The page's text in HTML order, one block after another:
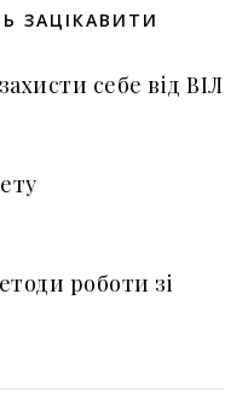
ЗАЦІКАВИТИ
себе від ВІЛ
роботи зі